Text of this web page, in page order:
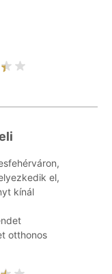
el,
kínál
otthonos